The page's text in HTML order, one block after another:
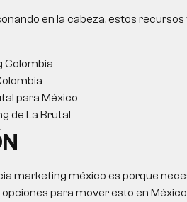
en la cabeza, estos
Colombia
para México
de La Brutal
marketing méxico es porque
para mover esto en